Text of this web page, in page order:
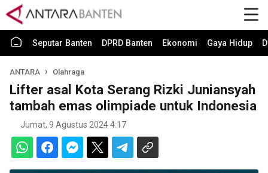
Seputar Banten DPRD Banten Ekonomi Gaya Hidup
ANTARA Olahraga
Lifter asal Kota Serang Rizki Juniansyah
tambah emas olimpiade untuk Indonesia
Jumat, 9 Agustus 2024 4:17